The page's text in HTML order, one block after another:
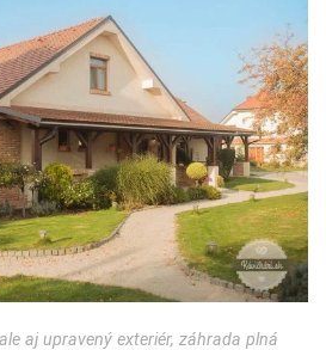
aj upravený exteriér, záhrada plná